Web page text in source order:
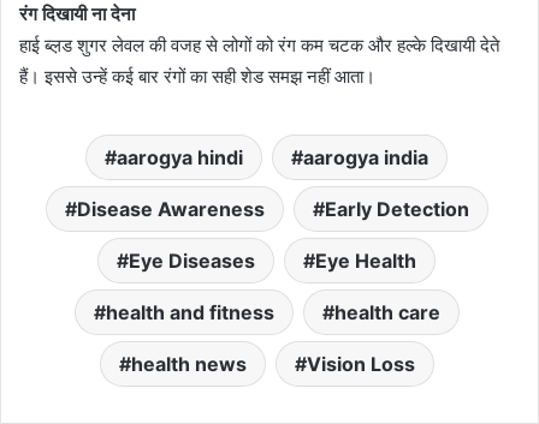
रंग दिखायी ना देना
हाई ब्ल़ड शुगर लेवल की वजह से लोगों को रंग कम चटक और हल्के दिखायी देते
हैं। इससे उन्हें कई बार रंगों का सही शेड समझ नहीं आता।
aarogya hindi aarogya india
Disease Awareness Early Detection
Eye Diseases Eye Health
health and fitness health care
health news Vision Loss